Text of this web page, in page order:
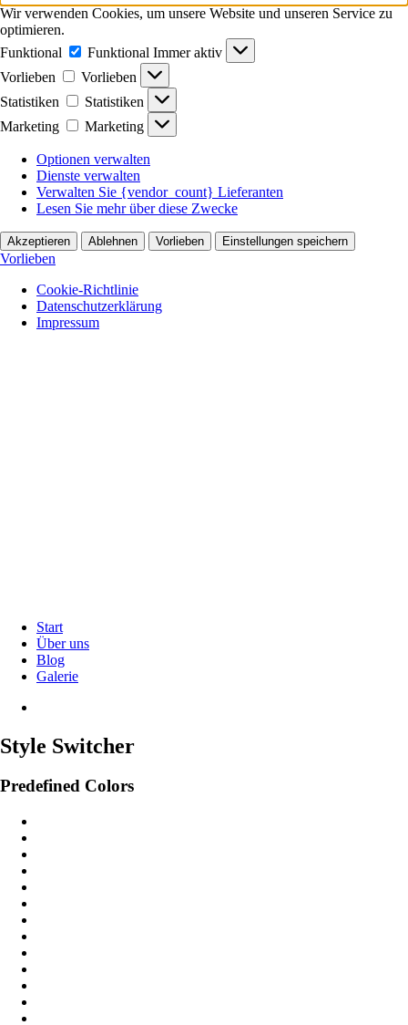
Wir verwenden Cookies, um unsere Website und unseren Service zu
optimieren.
Funktional
Funktional Immer aktiv
Vorlieben
Vorlieben
Statistiken
Statistiken
Marketing
Marketing
Optionen verwalten
Dienste verwalten
Verwalten Sie {vendor_count} Lieferanten
Lesen Sie mehr über diese Zwecke
Akzeptieren Ablehnen Vorlieben Einstellungen speichern
Vorlieben
Cookie-Richtlinie
Datenschutzerklärung
Impressum
Start
Über uns
Blog
Galerie
Style Switcher
Predefined Colors